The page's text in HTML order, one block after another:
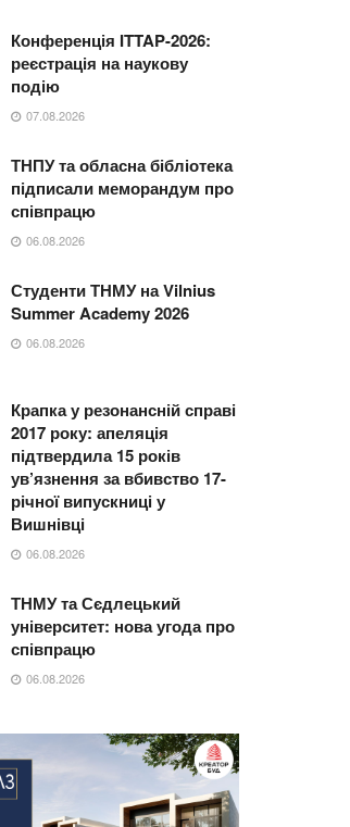
Конференція ITTAP-2026:
реєстрація на наукову
подію
07.08.2026
ТНПУ та обласна бібліотека
підписали меморандум про
співпрацю
06.08.2026
Студенти ТНМУ на Vilnius
Summer Academy 2026
06.08.2026
Крапка у резонансній справі
2017 року: апеляція
підтвердила 15 років
ув’язнення за вбивство 17-
річної випускниці у
Вишнівці
06.08.2026
ТНМУ та Сєдлецький
університет: нова угода про
співпрацю
06.08.2026